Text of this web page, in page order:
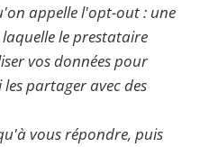
appelle l'opt-out : une
le prestataire
vos données pour
partager avec des
vous répondre, puis